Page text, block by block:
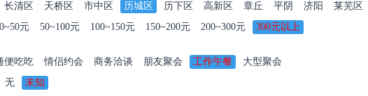
长清区 天桥区 市中区 历城区 历下区 高新区 章丘 平阴 济阳 莱芜区
元 50~100元 100~150元 150~200元 200~300元 300元以上
便吃吃 情侣约会 商务洽谈 朋友聚会 工作午餐
大型聚会
无 未知